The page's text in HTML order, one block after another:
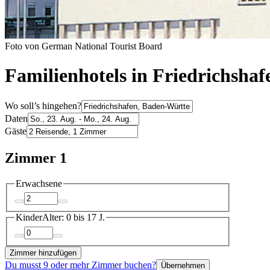
Foto von German National Tourist Board
Familienhotels in
Wo soll’s hingehen?
Daten
Gäste
Zimmer 1
Erwachsene
KinderAlter: 0 bis 17 J.
Zimmer hinzufügen
Du musst 9 oder mehr Zimmer buchen? Übernehmen